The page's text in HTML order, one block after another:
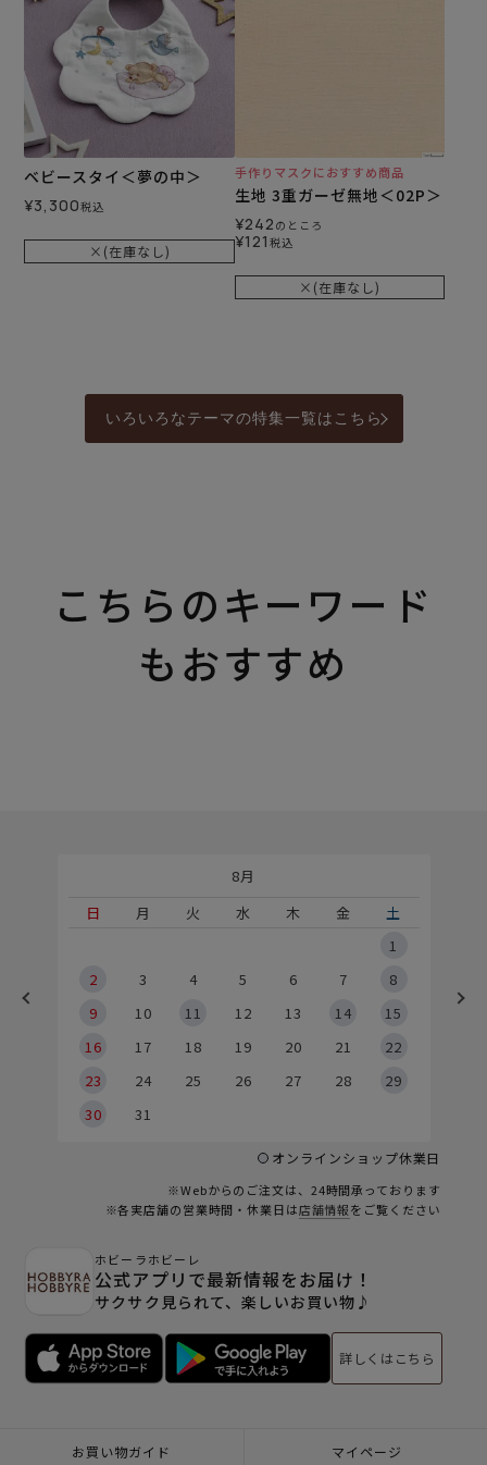
ベビースタイ＜夢の中＞
¥3,300税込
×(在庫なし)
手作りマスクにおすすめ商品
生地 3重ガーゼ無地＜02P＞
¥242 のところ
¥121 税込
×(在庫なし)
いろいろなテーマの特集一覧はこちら
こちらのキーワード
もおすすめ
8月
日
月 火 水 木 金
土
1
2
3 4 5 6 7
8
9
10 11 12 13 14
15
16
17 18 19 20 21
22
23
24 25 26 27 28
29
30
31
オンラインショップ休業日
※Webからのご注文は、24時間承っております
※各実店舗の営業時間・休業日は店舗情報をご覧ください
ホビーラホビーレ
公式アプリで最新情報をお届け！
サクサク見られて、楽しいお買い物♪
詳しくはこちら
お買い物ガイド マイページ